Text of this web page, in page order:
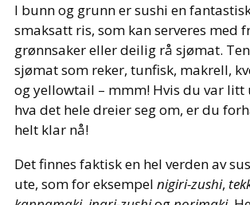
I bunn og grunn er sushi en
smaksatt ris, som kan serveres med
grønnsaker eller deilig rå sjømat.
sjømat som reker, tunfisk, makrell,
og yellowtail – mmm! Hvis du var litt
hva det hele dreier seg om, er du
helt klar nå!
Det finnes faktisk en hel verden av
ute, som for eksempel nigiri-zushi,